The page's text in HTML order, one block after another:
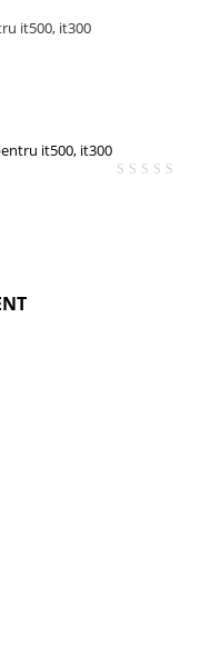
it500, it300